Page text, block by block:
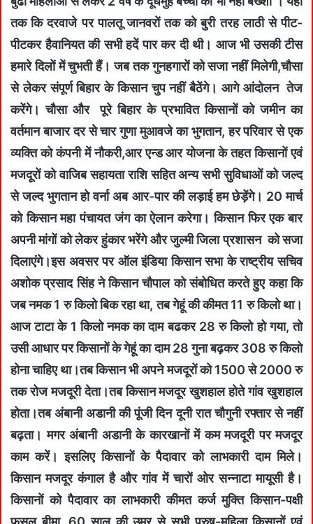
तक कि दरवाजे पर पालतू जानवरों तक को बुरी तरह लाठी से पीट-
पीटकर हैवानियत की सभी हदें पार कर दी थी। आज भी उसकी टीस
हमारे दिलों में चुभती हैं। जब तक गुनहगारों को सजा नहीं मिलेगी,चौसा
से लेकर संपूर्ण बिहार के किसान चुप नहीं बैठेंगे। आगे आंदोलन तेज
करेंगे। चौसा और पूरे बिहार के प्रभावित किसानों को जमीन का
वर्तमान बाजार दर से चार गुणा मुआवजे का भुगतान, हर परिवार से एक
व्यक्ति को कंपनी में नौकरी,आर एन्ड आर योजना के तहत किसानों एवं
मजदूरों को वाजिब सहायता राशि सहित अन्य सभी सुविधाओं को जल्द
से जल्द भुगतान हो वर्ना अब आर-पार की लड़ाई हम छेड़ेंगे। 20 मार्च
को किसान महा पंचायत जंग का ऐलान करेगा। किसान फिर एक बार
अपनी मांगों को लेकर हुंकार भरेंगे और जुल्मी जिला प्रशासन को सजा
दिलाएंगे।इस अवसर पर ऑल इंडिया किसान सभा के राष्ट्रीय सचिव
अशोक प्रसाद सिंह ने किसान चौपाल को संबोधित करते हुए कहा कि
जब नमक 1 रु किलो बिक रहा था, तब गेहूं की कीमत 11 रु किलो था।
आज टाटा के 1 किलो नमक का दाम बढकर 28 रु किलो हो गया, तो
उसी आधार पर किसानों के गेहूं का दाम 28 गुना बढ़कर 308 रु किलो
होना चाहिए था।तब किसान भी अपने मजदूरों को 1500 से 2000 रु
तक रोज मजदूरी देता।तब किसान मजदूर खुशहाल होते गांव खुशहाल
होता।तब अंबानी अडानी की पूंजी दिन दूनी रात चौगुनी रफ्तार से नहीं
बढ़ता। मगर अंबानी अडानी के कारखानों में कम मजदूरी पर मजदूर
काम करें। इसलिए किसानों के पैदावार को लाभकारी दाम मिले।
किसान मजदूर कंगाल है और गांव में चारों ओर सन्नाटा मायूसी है।
किसानों को पैदावार का लाभकारी कीमत कर्ज मुक्ति किसान-पक्षी